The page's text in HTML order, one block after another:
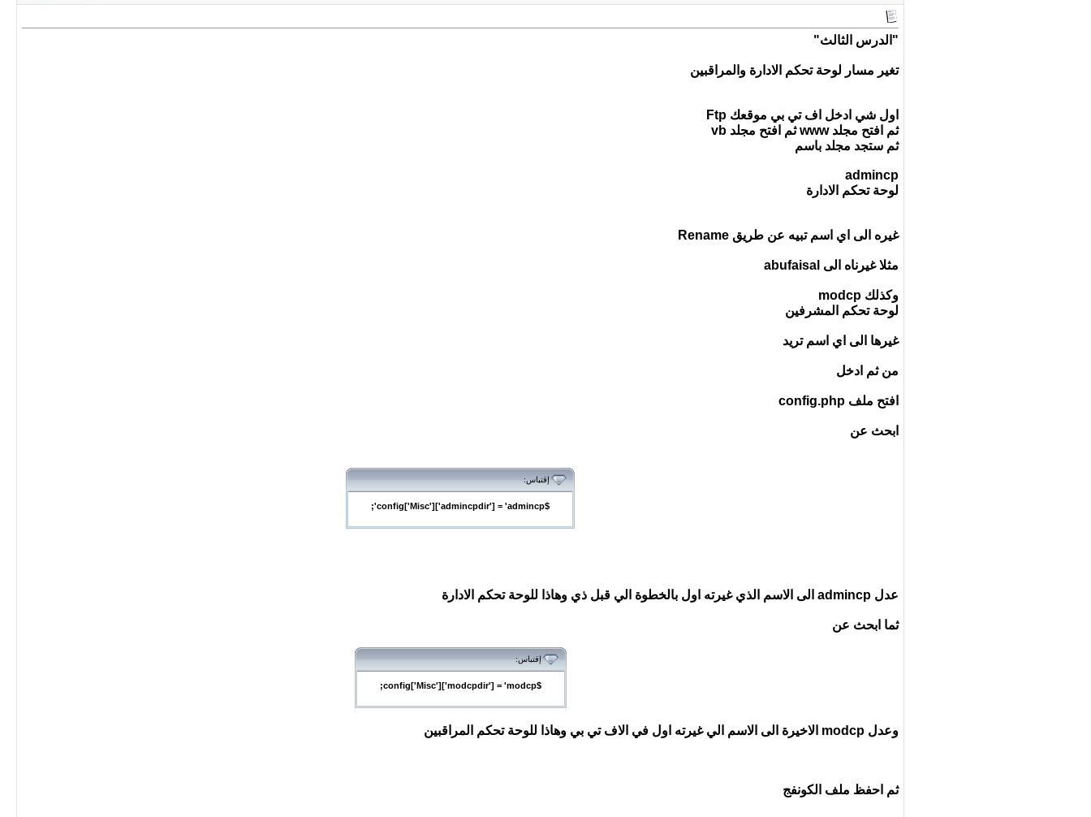
"الدرس الثالث"
تغير مسار لوحة تحكم الادارة والمراقبين
اول شي ادخل اف تي بي موقعك Ftp
ثم افتح مجلد www ثم افتح مجلد vb
ثم ستجد مجلد باسم
admincp
لوحة تحكم الادارة
غيره الى اي اسم تبيه عن طريق Rename
مثلا غيرناه الى abufaisal
وكذلك modcp
لوحة تحكم المشرفين
غيرها الى اي اسم تريد
من ثم ادخل
افتح ملف config.php
ابحث عن
إقتباس:
$config['Misc']['admincpdir'] = 'admincp';
عدل admincp الى الاسم الذي غيرته اول بالخطوة الي قبل ذي وهاذا للوحة تحكم الادارة
ثما ابحث عن
إقتباس:
$config['Misc']['modcpdir'] = 'modcp;
وعدل modcp الاخيرة الى الاسم الي غيرته اول في الاف تي بي وهاذا للوحة تحكم المراقبين
ثم احفظ ملف الكونفج